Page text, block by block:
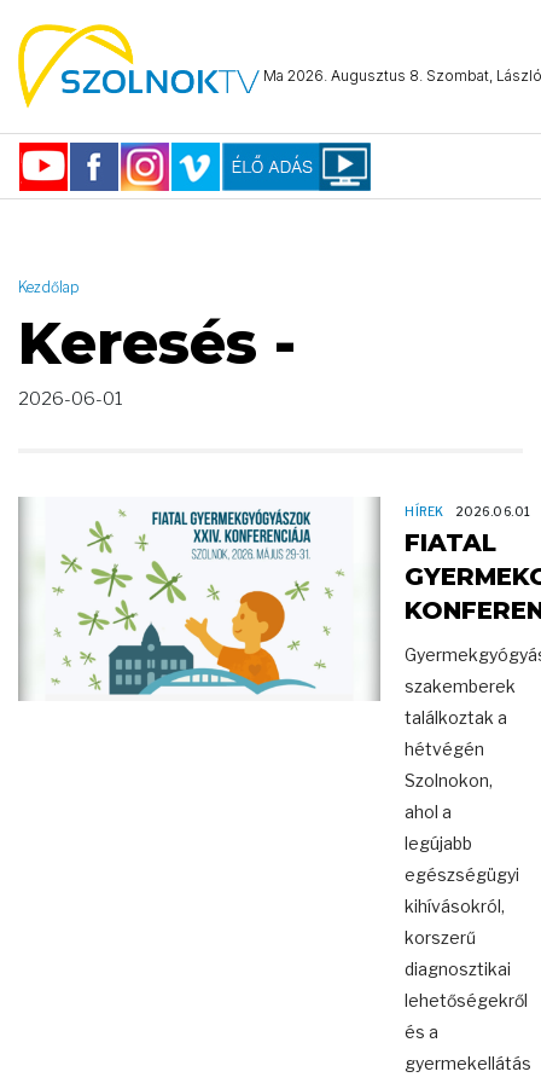
Ma 2026. Augusztus 8. Szombat,
"2026-06-01 23:59:59" )
Kezdőlap
Keresés -
2026-06-01
HÍREK 2026.06.01
FIATAL
szakemberek
találkoztak a
hétvégén
Szolnokon,
ahol a
legújabb
egészségügyi
kihívásokról,
korszerű
diagnosztikai
lehetőségekről
és a
gyermekellátás